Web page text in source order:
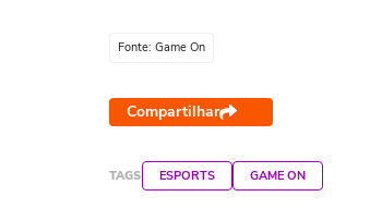
Fonte: Game On
Compartilhar
TAGS ESPORTS GAME ON